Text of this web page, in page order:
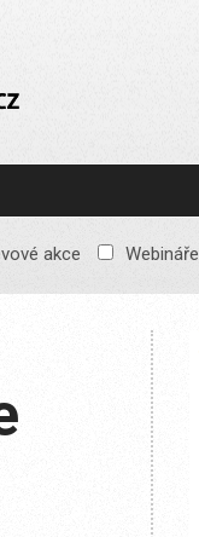
akce Webináře